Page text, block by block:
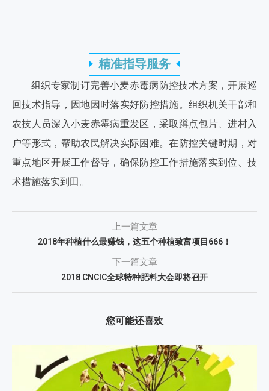
精准指导服务
组织专家制订完善小麦赤霉病防控技术方案，开展巡
回技术指导，因地因时落实好防控措施。组织机关干部和
农技人员深入小麦赤霉病重发区，采取蹲点包片、进村入
户等形式，帮助农民解决实际困难。在防控关键时期，对
重点地区开展工作督导，确保防控工作措施落实到位、技
术措施落实到田。
上一篇文章
2018年种植什么最赚钱，这五个种植致富项目666！
下一篇文章
2018 CNCIC全球特种肥料大会即将召开
您可能还喜欢